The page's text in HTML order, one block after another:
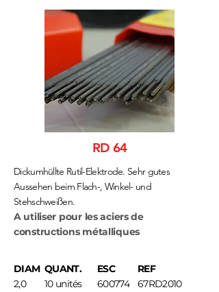
RD 64
Dickumhüllte Rutil-Elektrode. Sehr gutes
Aussehen beim Flach-, Winkel- und
Stehschweißen.
A utiliser pour les aciers de
constructions métalliques
DIAM
2,0
QUANT.
10 unités
ESC
600774
REF
67RD2010